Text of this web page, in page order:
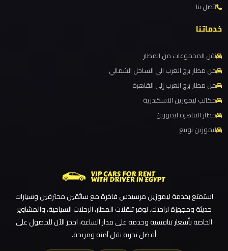
ليموزين مطار برج العرب الدولي
ليموزين مطار برج العرب الاسكندرية
ليموزين مطار برج العرب
ليموزين مطار القاهرة الي اسكندرية
ليموزين مطار القاهرة الدولي
ليموزين مطار القاهرة الخط الساخن
ليموزين مطار القاهرة أسعار
ليموزين مطار العلمين الجديدة
ليموزين مطار العلمين
ليموزين مطار العالمين
ليموزين مطار العاصمة الادارية
ليموزين
مرسيدس
ايجار
بالسائق
فى
مصر
ليموزين
مرسيدس
ليموزين
مرسي
اتصل بنا
خدماتنا
نقل المجموعات من المطار
من مطار برج العرب الى الساحل الشمالي
من مطار برج العرب إلى القاهرة
مكاتب ليموزين الاسكندرية
مطار القاهرة ليموزين
ليموزين نويبع
استمتع بخدمة ليموزين مرسيدس فاخرة مع سائقين محترفين وسيارات
حديثة ومجهزة لراحتك. نوفر تنقلات المطار، الرحلات السياحية، والمشاوير
الخاصة بأسعار تنافسية وخدمة على مدار الساعة. احجز الآن للحصول على
أفضل تجربة نقل آمنة ومريحة.